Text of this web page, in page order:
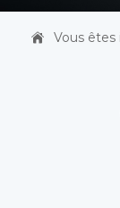
Vous êtes